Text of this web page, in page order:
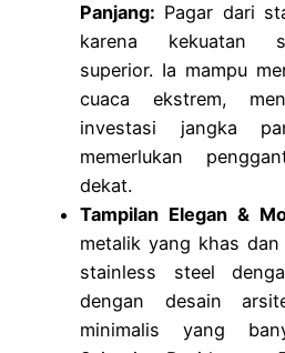
Panjang: Pagar dari
karena kekuatan
superior. Ia mampu
cuaca ekstrem,
investasi jangka
memerlukan
dekat.
Tampilan Elegan &
metalik yang khas
stainless steel
dengan desain
minimalis yang